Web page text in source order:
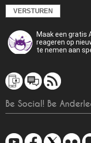
Maak een gratis
reageren op
te nemen aan
Be Social! Be